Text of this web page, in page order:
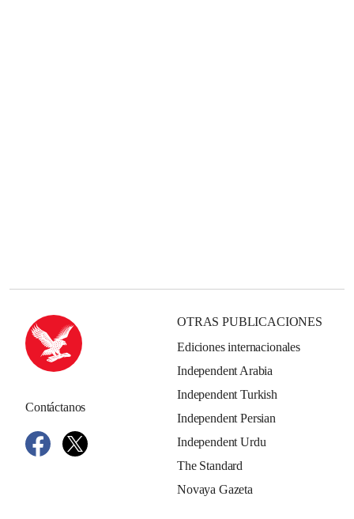
Contáctanos
OTRAS PUBLICACIONES
Ediciones internacionales
Independent Arabia
Independent Turkish
Independent Persian
Independent Urdu
The Standard
Novaya Gazeta